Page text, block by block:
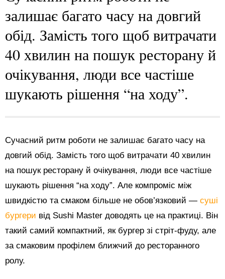
залишає багато часу на довгий
обід. Замість того щоб витрачати
40 хвилин на пошук ресторану й
очікування, люди все частіше
шукають рішення “на ходу”.
Сучасний ритм роботи не залишає багато часу на
довгий обід. Замість того щоб витрачати 40 хвилин
на пошук ресторану й очікування, люди все частіше
шукають рішення “на ходу”. Але компроміс між
швидкістю та смаком більше не обов’язковий — суші
бургери від Sushi Master доводять це на практиці. Він
такий самий компактний, як бургер зі стріт-фуду, але
за смаковим профілем ближчий до ресторанного
ролу.